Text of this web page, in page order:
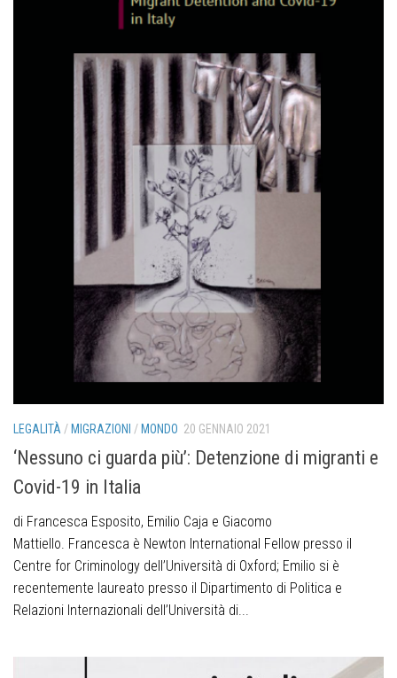
LEGALITÀ / MIGRAZIONI / MONDO 20 GENNAIO 2021
‘Nessuno ci guarda più’: Detenzione di migranti e
Covid-19 in Italia
di Francesca Esposito, Emilio Caja e Giacomo
Mattiello. Francesca è Newton International Fellow presso il
Centre for Criminology dell’Università di Oxford; Emilio si è
recentemente laureato presso il Dipartimento di Politica e
Relazioni Internazionali dell’Università di...